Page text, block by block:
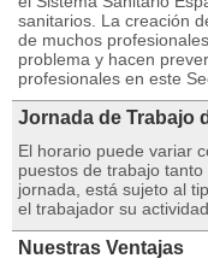
sanitarios. La creación
de muchos
problema y hacen
profesionales en este
Jornada de Trabajo
El horario puede variar
puestos de trabajo
jornada, está sujeto al
el trabajador su
Nuestras Ventajas